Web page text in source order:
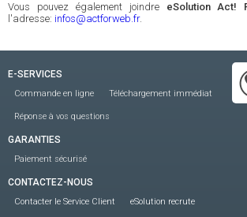
Vous pouvez également joindre eSolution Act!
l'adresse: infos@actforweb.fr.
E-SERVICES
Commande en ligne Téléchargement immédiat
Réponse à vos questions
GARANTIES
Paiement sécurisé
CONTACTEZ-NOUS
Contacter le Service Client eSolution recrute